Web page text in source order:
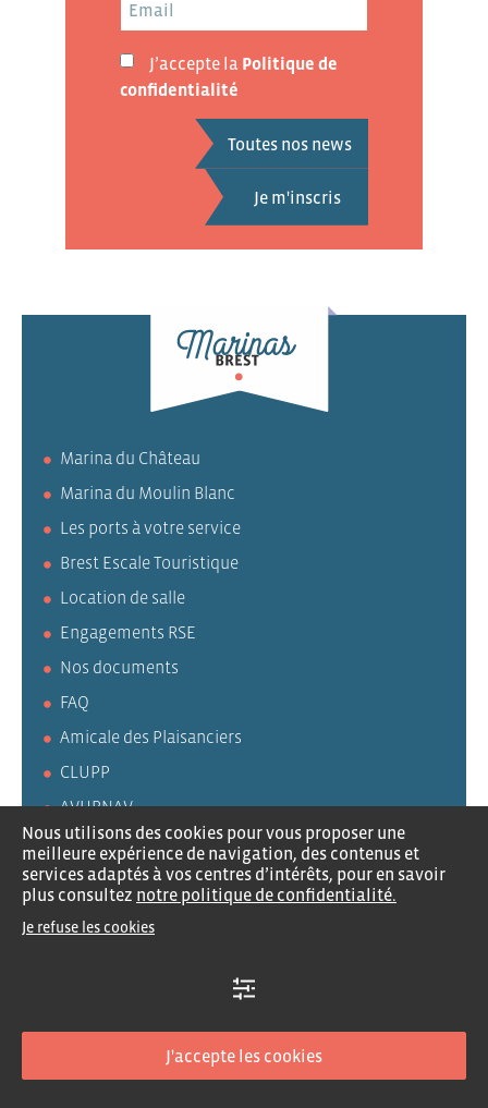
J’accepte la Politique de
confidentialité
Toutes nos news
Marina du Château
Marina du Moulin Blanc
Les ports à votre service
Brest Escale Touristique
Location de salle
Engagements RSE
Nos documents
FAQ
Amicale des Plaisanciers
CLUPP
AVURNAV
Contactez-nous
Plan du site
Nous utilisons des cookies pour vous proposer une
meilleure expérience de navigation, des contenus et
services adaptés à vos centres d’intérêts, pour en savoir
plus consultez notre politique de confidentialité.
Je refuse les cookies
J'accepte les cookies